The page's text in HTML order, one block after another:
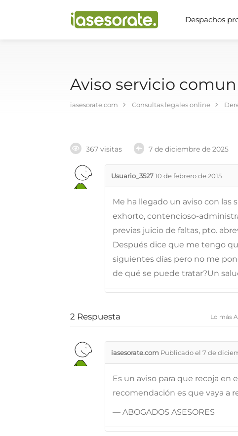
Despachos
Aviso servicio
iasesorate.com Consultas legales online
367 visitas 7 de diciembre de 2025
Usuario_352710 de febrero de 2015
Me ha llegado un aviso con las
exhorto, contencioso-
previas juicio de faltas, pto.
Después dice que me tengo
siguientes días pero no me
de qué se puede tratar?Un
2 Respuesta Lo más
iasesorate.com Publicado el 7 de
Es un aviso para que recoja en
recomendación es que vaya a
— ABOGADOS ASESORES